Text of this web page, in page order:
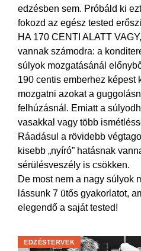
edzésben sem. Próbáld ki
fokozd az egész tested
HA 170 CENTI ALATT
vannak számodra: a
súlyok mozgatásánál
190 centis emberhez képest
mozgatni azokat a
felhúzásnál. Emiatt a
vasakkal vagy több
Ráadásul a rövidebb
kisebb „nyíró” hatásnak
sérülésveszély is csökken.
De most nem a nagy súlyok
lássunk 7 ütős gyakorlatot,
elegendő a saját tested!
EDZÉSTERVEK